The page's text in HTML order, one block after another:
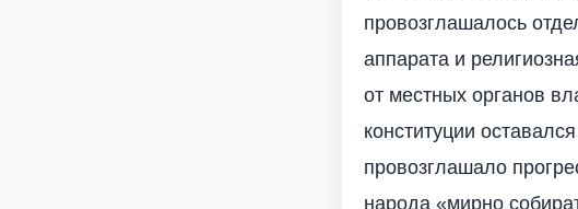
провозглашалось
аппарата и
от местных органов
конституции
провозглашало
народа «мирно